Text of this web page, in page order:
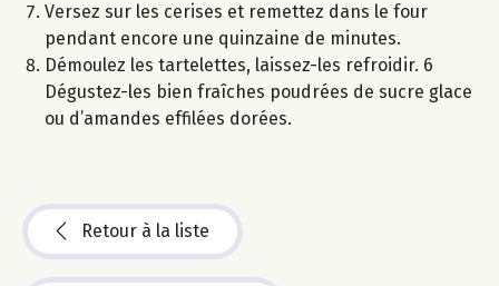
Versez sur les cerises et remettez dans le four
pendant encore une quinzaine de minutes.
Démoulez les tartelettes, laissez-les refroidir. 6
Dégustez-les bien fraîches poudrées de sucre glace
ou d’amandes effilées dorées.
Retour à la liste